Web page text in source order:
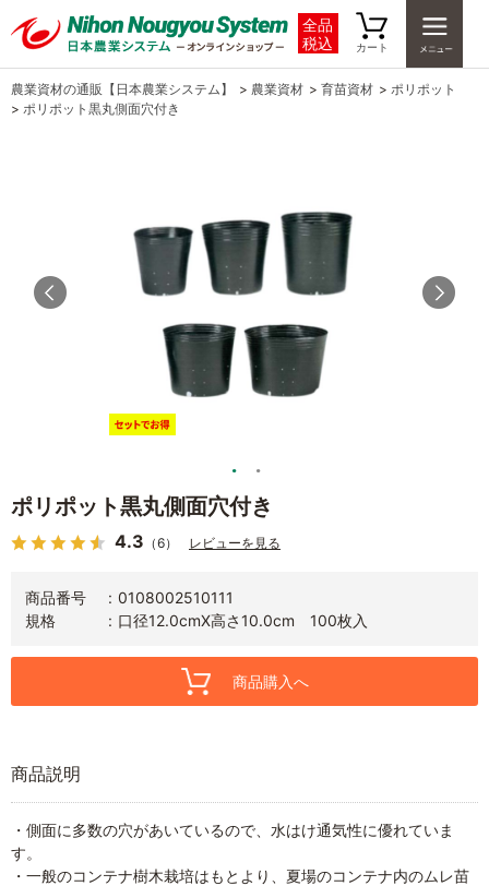
全品
税込
カート
農業資材の通販【日本農業システム】 > 農業資材 > 育苗資材 > ポリポット
> ポリポット黒丸側面穴付き
ポリポット黒丸側面穴付き
4.3 （6） レビューを見る
商品番号
0108002510111
規格
口径12.0cmX高さ10.0cm 100枚入
商品購入へ
商品説明
・側面に多数の穴があいているので、水はけ通気性に優れていま
す。
・一般のコンテナ樹木栽培はもとより、夏場のコンテナ内のムレ苗